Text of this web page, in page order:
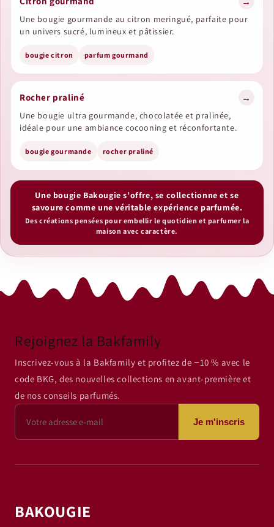
Une bougie gourmande au citron meringué, parfaite pour
un univers sucré, lumineux et pâtissier.
bougie citron parfum gourmand
Rocher praliné →
Une bougie ultra gourmande, chocolatée et pralinée,
idéale pour une ambiance cocooning et réconfortante.
bougie gourmande rocher praliné
Une bougie Bakougie s’offre, se collectionne et se
savoure comme une véritable expérience parfumée.
Des créations pensées pour embellir le quotidien et parfumer la
maison avec caractère.
Rejoignez la Bakfamily
Inscrivez-vous à la Bakfamily et profitez de −10 % avec le
code BKG, des nouvelles collections en avant-première et
de nos conseils parfumés.
Je m'inscris
BAKOUGIE